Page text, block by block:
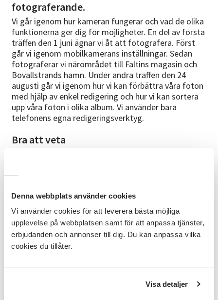
Denna webbplats använder cookies
Vi använder cookies för att leverera bästa möjliga
upplevelse på webbplatsen samt för att anpassa tjänster,
erbjudanden och annonser till dig. Du kan anpassa vilka
cookies du tillåter.
Visa detaljer
fotograferande.
Vi går igenom hur kameran fungerar och vad de olika
funktionerna ger dig för möjligheter. En del av första
träffen den 1 juni ägnar vi åt att fotografera. Först
går vi igenom mobilkamerans inställningar. Sedan
fotograferar vi närområdet till Faltins magasin och
Bovallstrands hamn. Under andra träffen den 24
augusti går vi igenom hur vi kan förbättra våra foton
med hjälp av enkel redigering och hur vi kan sortera
upp våra foton i olika album. Vi använder bara
telefonens egna redigeringsverktyg.
Bra att veta
Anmälan till Jenna Wennberg på telefon 010-33 00
922 eller mejl jenna.wennberg@sv.se
Studiecirkeln startar vid 6 anmälda deltagare. Om
inget datum är utsatt startar kursen så fort vi har
tillräckligt många anmälda. Anges datum är detta
skickar någon bekräftelse på anmälan via e-post